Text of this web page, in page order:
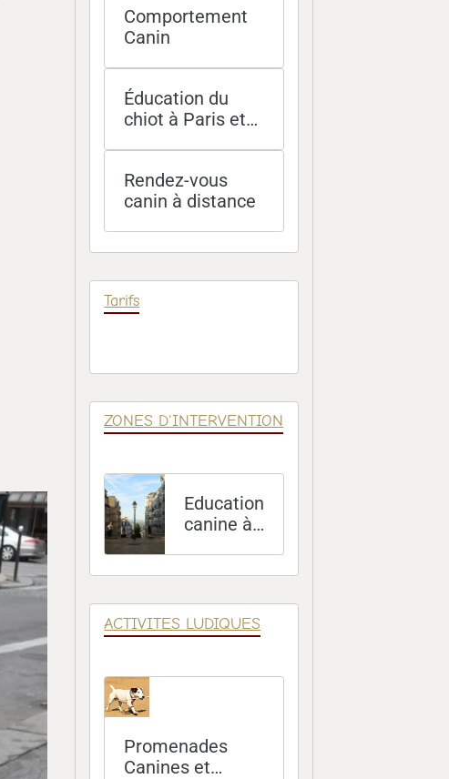
Comportement
Canin
Éducation du
chiot à Paris et
douces et
efficaces
Rendez-vous
canin à distance
Tarifs
ZONES D'INTERVENTION
Education
canine à
ACTIVITES LUDIQUES
Promenades
Canines et